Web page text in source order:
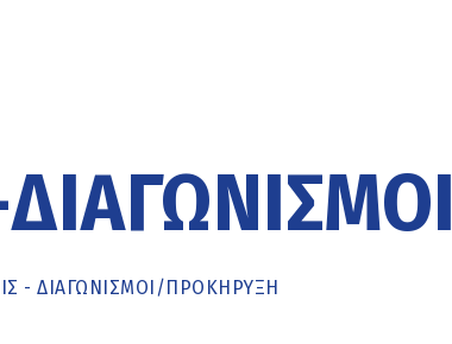
- ΔΙΑΓΩΝΙΣΜΟΙ /ΠΡΟΚΉΡΥΞΗ